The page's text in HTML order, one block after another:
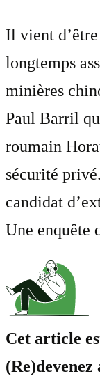
Il vient
longtemps
minières
Paul Barril
roumain
sécurité
candidat
Une enquête
Cet article